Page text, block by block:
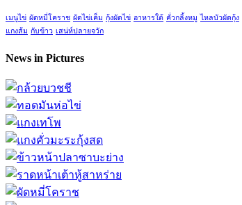
เมนูไข่ ผัดหมี่โคราช ผัดไข่เค็ม กุ้งผัดไข่ อาหารใต้ คั่วกลิ้งหมู ไหลบัวผัดกุ้ง
แกงส้ม กับข้าว เสน่ห์ปลายจวัก
News in Pictures